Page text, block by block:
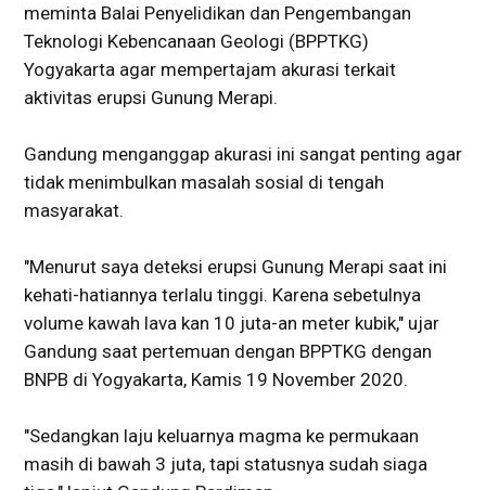
meminta Balai Penyelidikan dan Pengembangan
Teknologi Kebencanaan Geologi (BPPTKG)
Yogyakarta agar mempertajam akurasi terkait
aktivitas erupsi Gunung Merapi.
Gandung menganggap akurasi ini sangat penting agar
tidak menimbulkan masalah sosial di tengah
masyarakat.
"Menurut saya deteksi erupsi Gunung Merapi saat ini
kehati-hatiannya terlalu tinggi. Karena sebetulnya
volume kawah lava kan 10 juta-an meter kubik," ujar
Gandung saat pertemuan dengan BPPTKG dengan
BNPB di Yogyakarta, Kamis 19 November 2020.
"Sedangkan laju keluarnya magma ke permukaan
masih di bawah 3 juta, tapi statusnya sudah siaga